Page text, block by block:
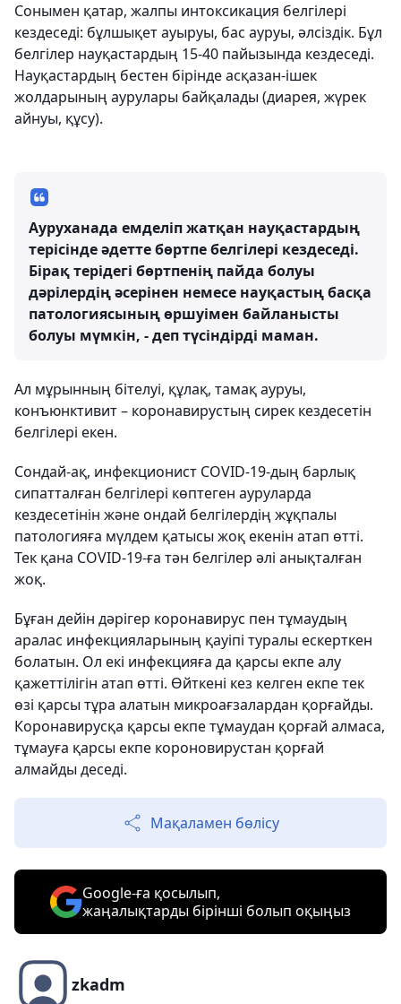
Сонымен қатар, жалпы интоксикация белгілері
кездеседі: бұлшықет ауыруы, бас ауруы, әлсіздік. Бұл
белгілер науқастардың 15-40 пайызында кездеседі.
Науқастардың бестен бірінде асқазан-ішек
жолдарының аурулары байқалады (диарея, жүрек
айнуы, құсу).
Ауруханада емделіп жатқан науқастардың
терісінде әдетте бөртпе белгілері кездеседі.
Бірақ терідегі бөртпенің пайда болуы
дәрілердің әсерінен немесе науқастың басқа
патологиясының өршуімен байланысты
болуы мүмкін, - деп түсіндірді маман.
Ал мұрынның бітелуі, құлақ, тамақ ауруы,
конъюнктивит – коронавирустың сирек кездесетін
белгілері екен.
Сондай-ақ, инфекционист COVID-19-дың барлық
сипатталған белгілері көптеген ауруларда
кездесетінін және ондай белгілердің жұқпалы
патологияға мүлдем қатысы жоқ екенін атап өтті.
Тек қана COVID-19-ға тән белгілер әлі анықталған
жоқ.
Бұған дейін дәрігер коронавирус пен тұмаудың
аралас инфекцияларының қауіпі туралы ескерткен
болатын. Ол екі инфекцияға да қарсы екпе алу
қажеттілігін атап өтті. Өйткені кез келген екпе тек
өзі қарсы тұра алатын микроағзалардан қорғайды.
Коронавирусқа қарсы екпе тұмаудан қорғай алмаса,
тұмауға қарсы екпе короновирустан қорғай
алмайды деседі.
Мақаламен бөлісу
Google-ға қосылып,
жаңалықтарды бірінші болып оқыңыз
zkadm